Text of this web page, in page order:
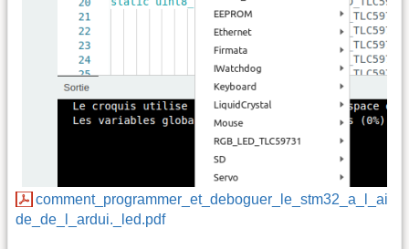
comment_programmer_et_deboguer_le_stm32_a_l_ai
de_de_l_ardui._led.pdf